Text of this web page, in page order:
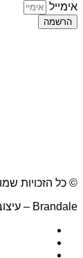
אימייל
הרשמה
© כל הזכויות
Brandale – עיצוב ובניית אתרים